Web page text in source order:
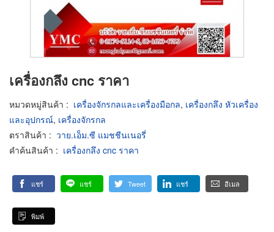
เครื่องกลึง cnc ราคา
หมวดหมู่สินค้า : เครื่องจักรกลและเครื่องมือกล, เครื่องกลึง หัวเครื่อง
และอุปกรณ์, เครื่องจักรกล
ตราสินค้า : วาย.เอ็ม.ซี แมชชีนเนอรี่
คำค้นสินค้า : เครื่องกลึง cnc ราคา
แชร์ แชร์ Tweet แชร์ อีเมล
พิมพ์